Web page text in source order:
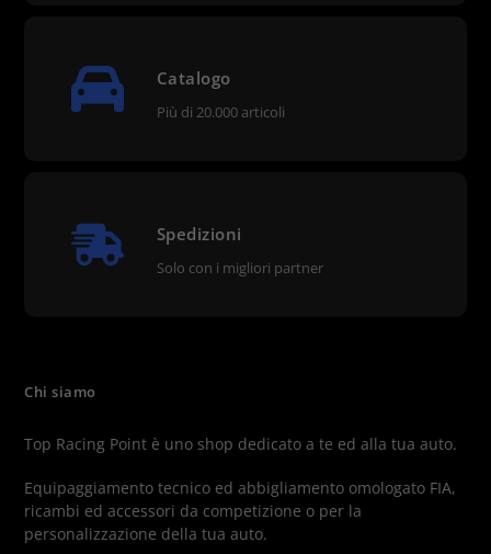
Catalogo
Più di 20.000 articoli
Spedizioni
Solo con i migliori partner
Chi siamo
Top Racing Point è uno shop dedicato a te ed alla tua auto.
Equipaggiamento tecnico ed abbigliamento omologato FIA,
ricambi ed accessori da competizione o per la
personalizzazione della tua auto.